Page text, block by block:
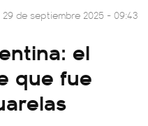
29 de septiembre 2025 - 09:43
el
que fue